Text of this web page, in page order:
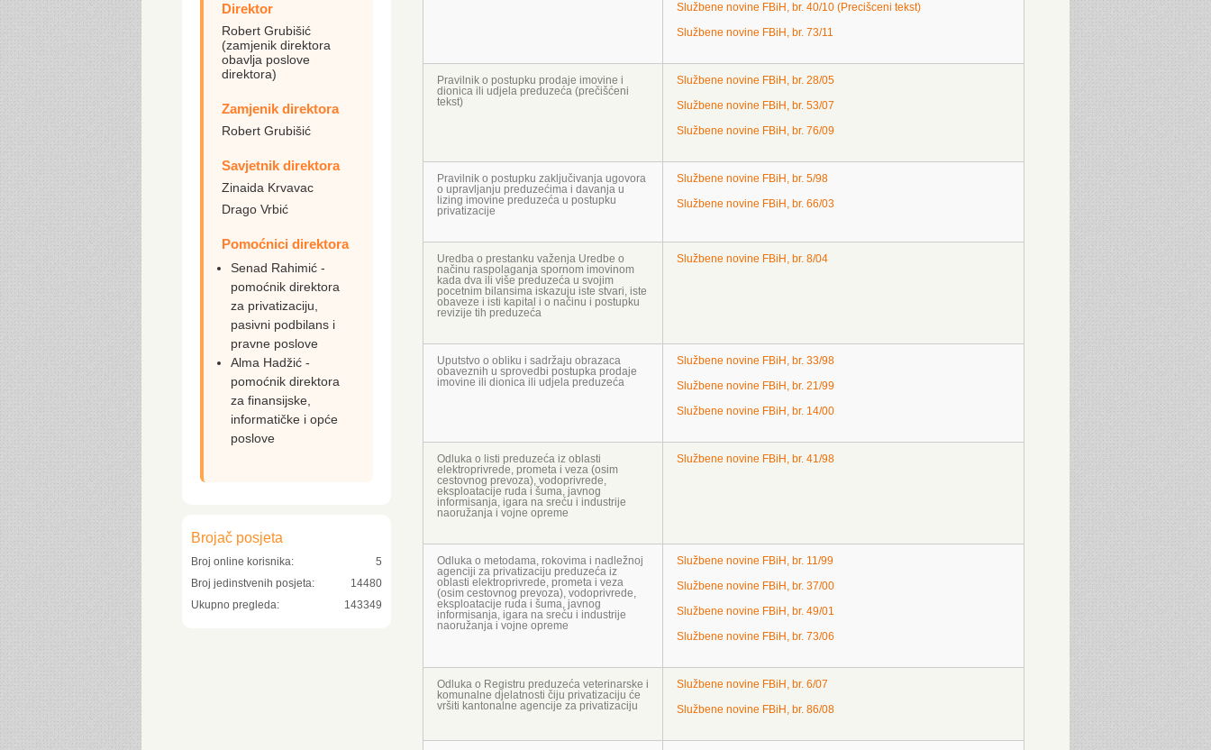
Službene novine FBiH, br. 40/10 (Precišceni tekst)
Službene novine FBiH, br. 73/11
Pravilnik o postupku prodaje imovine i
dionica ili udjela preduzeća (prečišćeni
tekst)
Službene novine FBiH, br. 28/05
Službene novine FBiH, br. 53/07
Službene novine FBiH, br. 76/09
Pravilnik o postupku zaključivanja ugovora
o upravljanju preduzećima i davanja u
lizing imovine preduzeća u postupku
privatizacije
Službene novine FBiH, br. 5/98
Službene novine FBiH, br. 66/03
Uredba o prestanku važenja Uredbe o
načinu raspolaganja spornom imovinom
kada dva ili više preduzeća u svojim
pocetnim bilansima iskazuju iste stvari, iste
obaveze i isti kapital i o načinu i postupku
revizije tih preduzeća
Službene novine FBiH, br. 8/04
Uputstvo o obliku i sadržaju obrazaca
obaveznih u sprovedbi postupka prodaje
imovine ili dionica ili udjela preduzeća
Službene novine FBiH, br. 33/98
Službene novine FBiH, br. 21/99
Službene novine FBiH, br. 14/00
Odluka o listi preduzeća iz oblasti
elektroprivrede, prometa i veza (osim
cestovnog prevoza), vodoprivrede,
eksploatacije ruda i šuma, javnog
informisanja, igara na sreću i industrije
naoružanja i vojne opreme
Službene novine FBiH, br. 41/98
Odluka o metodama, rokovima i nadležnoj
agenciji za privatizaciju preduzeća iz
oblasti elektroprivrede, prometa i veza
(osim cestovnog prevoza), vodoprivrede,
eksploatacije ruda i šuma, javnog
informisanja, igara na sreću i industrije
naoružanja i vojne opreme
Službene novine FBiH, br. 11/99
Službene novine FBiH, br. 37/00
Službene novine FBiH, br. 49/01
Službene novine FBiH, br. 73/06
Odluka o Registru preduzeća veterinarske i
komunalne djelatnosti čiju privatizaciju će
vršiti kantonalne agencije za privatizaciju
Službene novine FBiH, br. 6/07
Službene novine FBiH, br. 86/08
Direktor
Robert Grubišić
(zamjenik direktora
obavlja poslove
direktora)
Zamjenik direktora
Robert Grubišić
Savjetnik direktora
Zinaida Krvavac
Drago Vrbić
Pomoćnici direktora
Senad Rahimić -
pomoćnik direktora
za privatizaciju,
pasivni podbilans i
pravne poslove
Alma Hadžić -
pomoćnik direktora
za finansijske,
informatičke i opće
poslove
Brojač posjeta
Broj online korisnika:
5
Broj jedinstvenih posjeta:
14480
Ukupno pregleda:
143349